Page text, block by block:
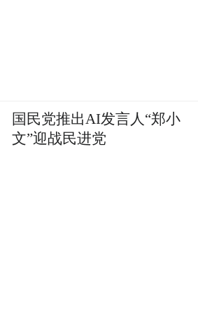
国民党推出AI发言人“郑小
文”迎战民进党